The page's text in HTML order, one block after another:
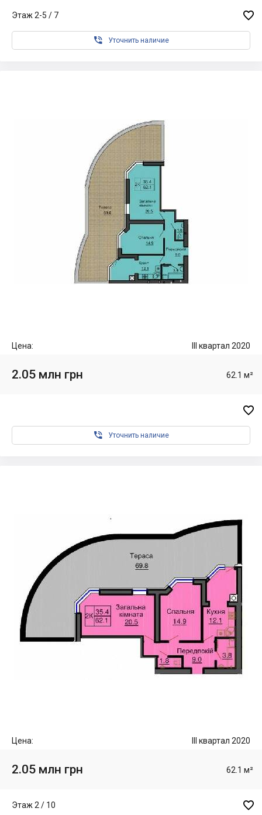
Этаж 2-5 / 7 
 Уточнить наличие
Цена: III квартал 2020
2.05 млн грн 62.1 м²

 Уточнить наличие
Цена: III квартал 2020
2.05 млн грн 62.1 м²
Этаж 2 / 10 